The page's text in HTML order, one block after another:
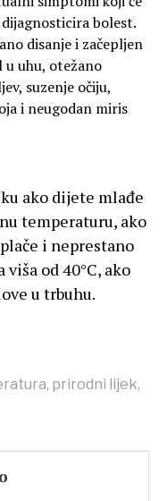
bolest.
disanje i začepljen
u uhu, otežano
suzenje očiju,
i neugodan miris
ako dijete mlađe
temperaturu, ako
i neprestano
od 40°C, ako
u trbuhu.
, prirodni lijek,